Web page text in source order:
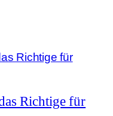
Richtige für